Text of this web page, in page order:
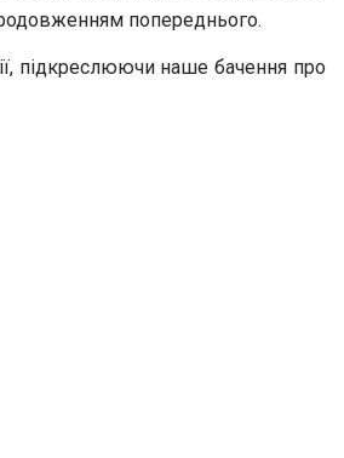
попереднього.
підкреслюючи наше бачення про